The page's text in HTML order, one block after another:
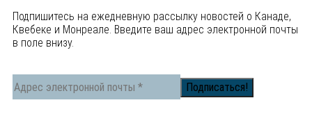
Подпишитесь на ежедневную рассылку новостей о Канаде,
Квебеке и Монреале. Введите ваш адрес электронной почты
в поле внизу.